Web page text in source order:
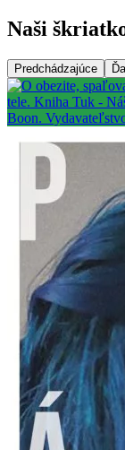
Naši
Predchádzajúce